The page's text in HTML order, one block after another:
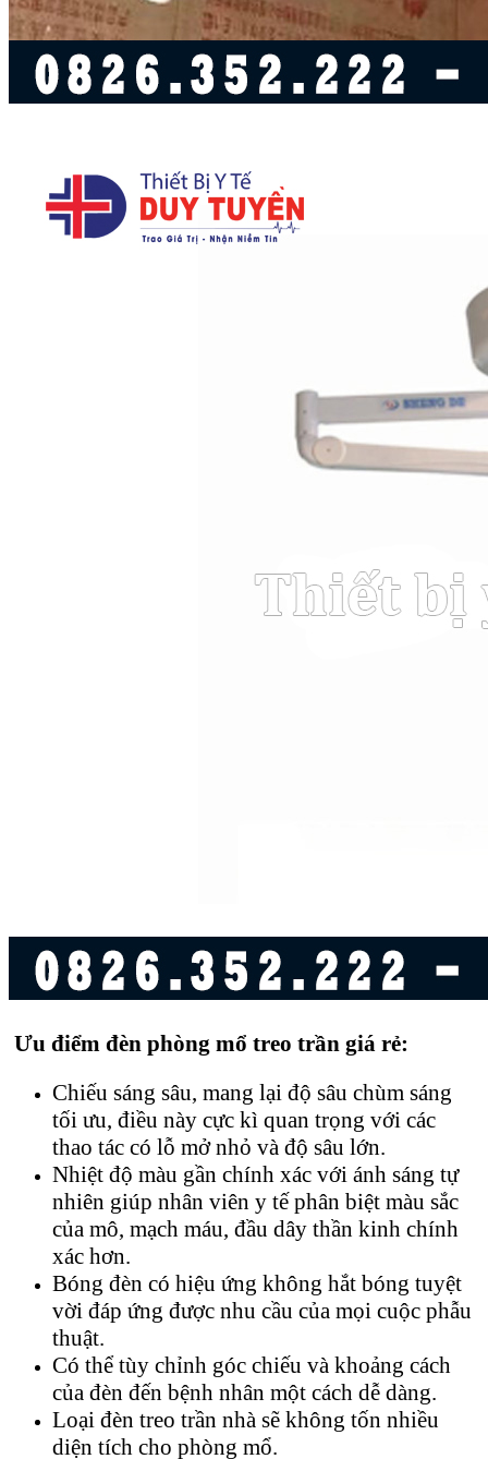
Ưu điểm đèn phòng mổ treo trần giá rẻ:
Chiếu sáng sâu, mang lại độ sâu chùm sáng
tối ưu, điều này cực kì quan trọng với các
thao tác có lỗ mở nhỏ và độ sâu lớn.
Nhiệt độ màu gần chính xác với ánh sáng tự
nhiên giúp nhân viên y tế phân biệt màu sắc
của mô, mạch máu, đầu dây thần kinh chính
xác hơn.
Bóng đèn có hiệu ứng không hắt bóng tuyệt
vời đáp ứng được nhu cầu của mọi cuộc phẫu
thuật.
Có thể tùy chỉnh góc chiếu và khoảng cách
của đèn đến bệnh nhân một cách dễ dàng.
Loại đèn treo trần nhà sẽ không tốn nhiều
diện tích cho phòng mổ.